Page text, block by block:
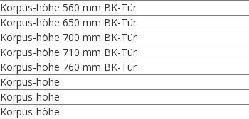
Korpus-höhe 560 mm BK-Tür
Korpus-höhe 650 mm BK-Tür
Korpus-höhe 700 mm BK-Tür
Korpus-höhe 710 mm BK-Tür
Korpus-höhe 760 mm BK-Tür
Korpus-höhe
Korpus-höhe
Korpus-höhe